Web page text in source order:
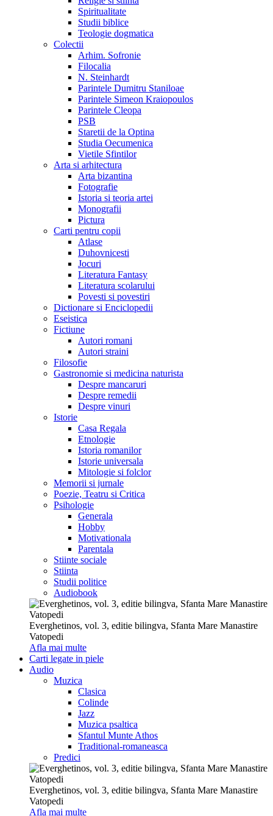
Spiritualitate
Studii biblice
Teologie dogmatica
Colectii
Arhim. Sofronie
Filocalia
N. Steinhardt
Parintele Dumitru Staniloae
Parintele Simeon Kraiopoulos
Parintele Cleopa
PSB
Staretii de la Optina
Studia Oecumenica
Vietile Sfintilor
Arta si arhitectura
Arta bizantina
Fotografie
Istoria si teoria artei
Monografii
Pictura
Carti pentru copii
Atlase
Duhovnicesti
Jocuri
Literatura Fantasy
Literatura scolarului
Povesti si povestiri
Dictionare si Enciclopedii
Eseistica
Fictiune
Autori romani
Autori straini
Filosofie
Gastronomie si medicina naturista
Despre mancaruri
Despre remedii
Despre vinuri
Istorie
Casa Regala
Etnologie
Istoria romanilor
Istorie universala
Mitologie si folclor
Memorii si jurnale
Poezie, Teatru si Critica
Psihologie
Generala
Hobby
Motivationala
Parentala
Stiinte sociale
Stiinta
Studii politice
Audiobook
Everghetinos, vol. 3, editie bilingva, Sfanta Mare Manastire
Vatopedi
Afla mai multe
Carti legate in piele
Audio
Muzica
Clasica
Colinde
Jazz
Muzica psaltica
Sfantul Munte Athos
Traditional-romaneasca
Predici
Everghetinos, vol. 3, editie bilingva, Sfanta Mare Manastire
Vatopedi
Afla mai multe